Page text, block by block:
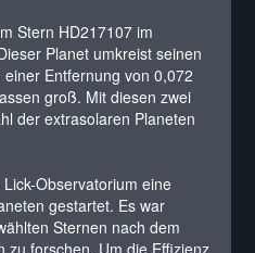
Stern HD217107 im
Planet umkreist seinen
Entfernung von 0,072
groß. Mit diesen zwei
der extrasolaren Planeten
Observatorium eine
gestartet. Es war
Sternen nach dem
zu forschen. Um die Effizienz